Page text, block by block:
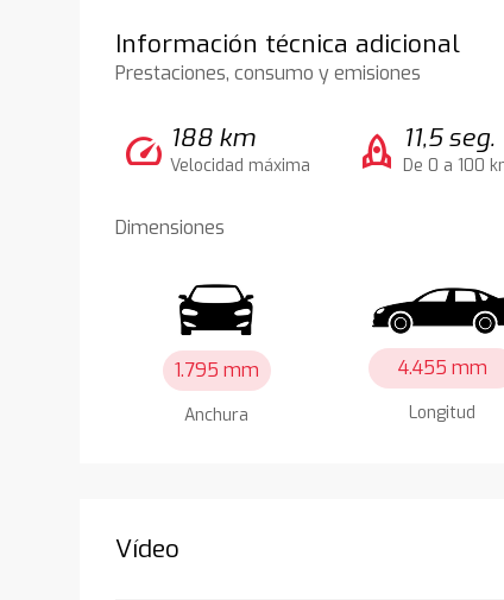
Información técnica adicional
Prestaciones, consumo y emisiones
speed 188 km
Velocidad máxima rocket 11,5 seg.
De 0 a 100
Dimensiones
1.795 mm
Anchura
4.455 mm
Longitud
Vídeo